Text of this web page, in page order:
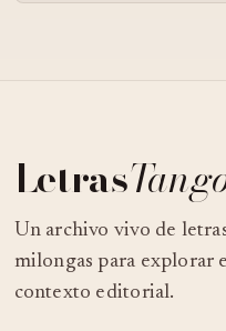
Letras
Un archivo vivo de
milongas para explorar
contexto editorial.